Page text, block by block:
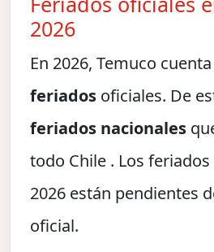
2026
En 2026, Temuco
feriados oficiales. De
feriados nacionales
todo Chile . Los
2026 están pendientes
oficial.